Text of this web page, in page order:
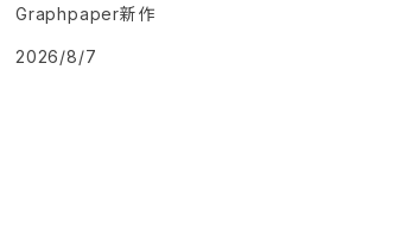
Graphpaper新作
2026/8/7